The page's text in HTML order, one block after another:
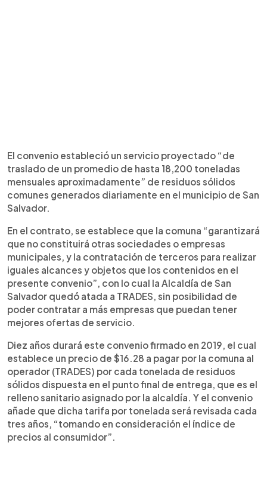
El convenio estableció un servicio proyectado “de
traslado de un promedio de hasta 18,200 toneladas
mensuales aproximadamente” de residuos sólidos
comunes generados diariamente en el municipio de San
Salvador.
En el contrato, se establece que la comuna “garantizará
que no constituirá otras sociedades o empresas
municipales, y la contratación de terceros para realizar
iguales alcances y objetos que los contenidos en el
presente convenio”, con lo cual la Alcaldía de San
Salvador quedó atada a TRADES, sin posibilidad de
poder contratar a más empresas que puedan tener
mejores ofertas de servicio.
Diez años durará este convenio firmado en 2019, el cual
establece un precio de $16.28 a pagar por la comuna al
operador (TRADES) por cada tonelada de residuos
sólidos dispuesta en el punto final de entrega, que es el
relleno sanitario asignado por la alcaldía. Y el convenio
añade que dicha tarifa por tonelada será revisada cada
tres años, “tomando en consideración el índice de
precios al consumidor”.